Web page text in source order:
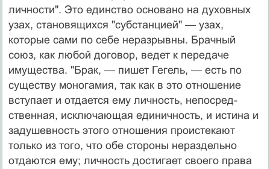
личности". Это единство основано на духовных
узах, становящихся "субстанцией" — узах,
которые са­ми по себе неразрывны. Брачный
союз, как любой до­говор, ведет к передаче
имущества. "Брак, — пишет Ге­гель, — есть по
существу моногамия, так как в это от­ношение
вступает и отдается ему личность, непосред­
ственная, исключающая единичность, и истина и
заду­шевность этого отношения проистекают
только из того, что обе стороны нераздельно
отдаются ему; личность достигает своего права